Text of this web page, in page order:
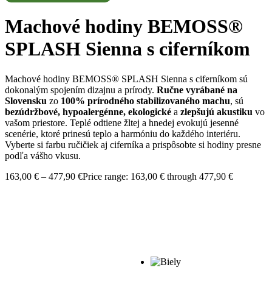
Machové hodiny BEMOSS®
SPLASH Sienna s ciferníkom
Machové hodiny BEMOSS® SPLASH Sienna s ciferníkom sú
dokonalým spojením dizajnu a prírody. Ručne vyrábané na
Slovensku zo 100% prírodného stabilizovaného machu, sú
bezúdržbové, hypoalergénne, ekologické a zlepšujú akustiku vo
vašom priestore. Teplé odtiene žltej a hnedej evokujú jesenné
scenérie, ktoré prinesú teplo a harmóniu do každého interiéru.
Vyberte si farbu ručičiek aj ciferníka a prispôsobte si hodiny presne
podľa vášho vkusu.
163,00 € – 477,90 €Price range: 163,00 € through 477,90 €